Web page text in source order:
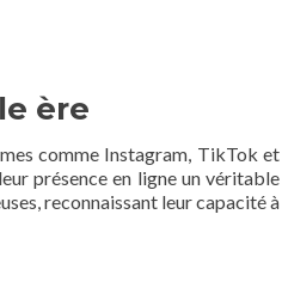
ère
comme Instagram, TikTok et
présence en ligne un véritable
reconnaissant leur capacité à